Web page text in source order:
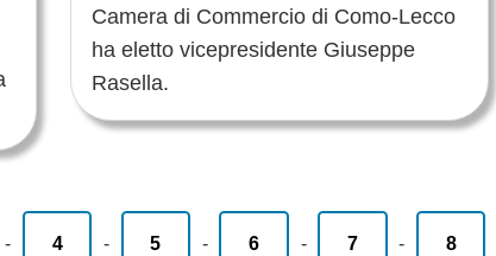
Camera di Commercio di Como-Lecco
ha eletto vicepresidente Giuseppe
Rasella.
- 4 - 5 - 6 - 7 - 8